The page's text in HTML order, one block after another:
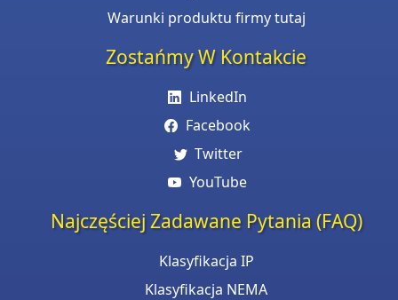
Warunki produktu firmy tutaj
Zostańmy W Kontakcie
LinkedIn
Facebook
Twitter
YouTube
Najczęściej Zadawane Pytania (FAQ)
Klasyfikacja IP
Klasyfikacja NEMA